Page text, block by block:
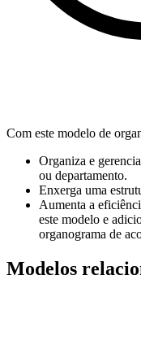
Com este modelo de
Organiza e
ou departamento.
Enxerga uma
Aumenta a
este modelo e
organograma de
Modelos